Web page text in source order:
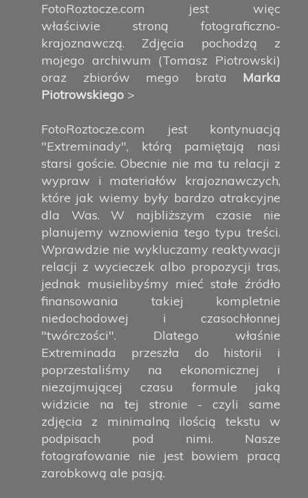
FotoRoztocze.com jest więc
właściwie stroną fotograficzno-
krajoznawczą. Zdjęcia pochodzą z
mojego archiwum (Tomasz Piotrowski)
oraz zbiorów mego brata Marka
Piotrowskiego >
FotoRoztocze.com jest kontynuacją
"Extreminady", którą pamiętają nasi
starsi goście. Obecnie nie ma tu relacji z
wypraw i materiałów krajoznawczych,
które jak wiemy były bardzo atrakcyjne
dla Was. W najbliższym czasie nie
planujemy wznowienia tego typu treści.
Wprawdzie nie wykluczamy reaktywacji
relacji z wycieczek albo propozycji tras,
jednak musielibyśmy mieć stałe źródło
finansowania takiej kompletnie
niedochodowej i czasochłonnej
"twórczości". Dlatego właśnie
Extreminada przeszła do historii i
poprzestaliśmy na ekonomicznej i
niezajmującej czasu formule jaką
widzicie na tej stronie - czyli same
zdjęcia z minimalną ilością tekstu w
podpisach pod nimi. Nasze
fotografowanie nie jest bowiem pracą
zarobkową ale pasją.